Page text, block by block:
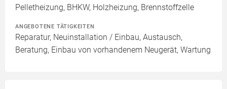
Pelletheizung, BHKW, Holzheizung, Brennstoffzelle
ANGEBOTENE TÄTIGKEITEN
Reparatur, Neuinstallation / Einbau, Austausch,
Beratung, Einbau von vorhandenem Neugerät, Wartung